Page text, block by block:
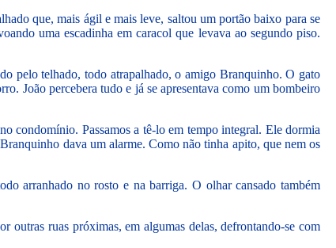
que, mais ágil e mais leve, saltou um portão baixo para se
uma escadinha em caracol que levava ao segundo piso.
pelo telhado, todo atrapalhado, o amigo Branquinho. O gato
João percebera tudo e já se apresentava como um bombeiro
condomínio. Passamos a tê-lo em tempo integral. Ele dormia
dava um alarme. Como não tinha apito, que nem os
arranhado no rosto e na barriga. O olhar cansado também
outras ruas próximas, em algumas delas, defrontando-se com